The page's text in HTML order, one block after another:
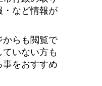
・など情報が
からも閲覧で
いない方も
事をおすすめ